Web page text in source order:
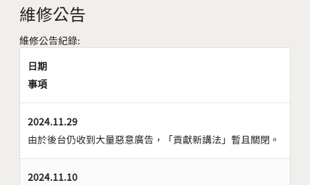
維修公告
維修公告紀錄:
日期
事項
2024.11.29
由於後台仍收到大量惡意廣告，「貢獻新講法」暫且關閉。
2024.11.10